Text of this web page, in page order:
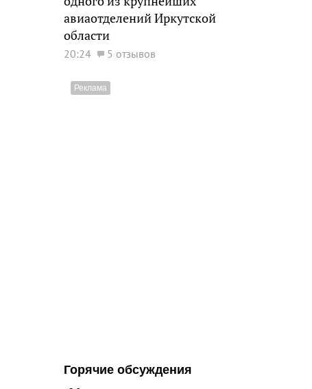
авиаотделений Иркутской
области
20:24 5 отзывов
Горячие обсуждения